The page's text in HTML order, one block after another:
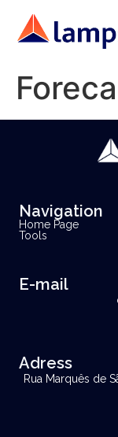
Navigation
Home Page
Tools
E-mail
Adress
Rua Marquês de